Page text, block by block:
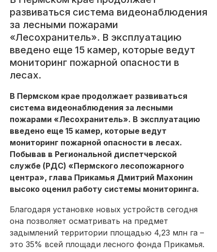
развиваться система видеонаблюдения
за лесными пожарами
«Лесохранитель». В эксплуатацию
введено еще 15 камер, которые ведут
мониторинг пожарной опасности в
лесах.
В Пермском крае продолжает развиваться
система видеонаблюдения за лесными
пожарами «Лесохранитель». В эксплуатацию
введено еще 15 камер, которые ведут
мониторинг пожарной опасности в лесах.
Побывав в Региональной диспетчерской
службе (РДС) «Пермского лесопожарного
центра», глава Прикамья Дмитрий Махонин
высоко оценил работу системы мониторинга.
Благодаря установке новых устройств сегодня
она позволяет осматривать на предмет
задымлений территории площадью 4,23 млн га –
это 35% всей площади лесного фонда Прикамья.